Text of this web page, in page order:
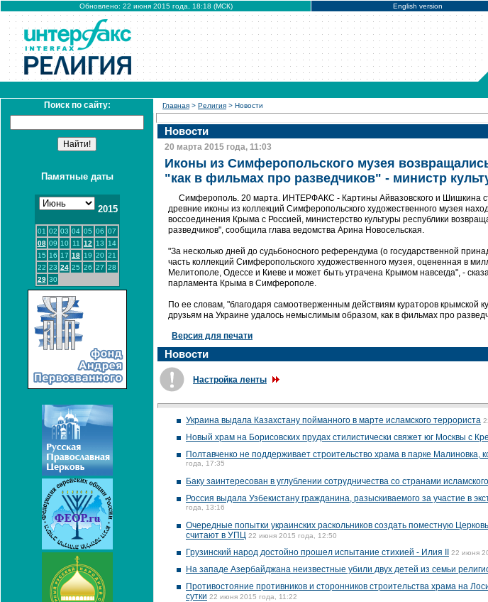
Обновлено: 22 июня 2015 года, 18:18 (МСК) English version
Поиск по сайту:
Памятные даты
2015
01 02 03 04 05 06 07
08 09 10 11 12 13
14
15 16 17 18 19 20 21
22 23 24 25 26 27 28
29 30
Главная > Религия > Новости
Новости
20 марта 2015 года, 11:03
Иконы из Симферопольского музея
"как в фильмах про разведчиков" - министр
Симферополь. 20 марта. ИНТЕРФАКС - Картины Айвазовского и Шишкина
древние иконы из коллекций Симферопольского художественного музея
воссоединения Крыма с Россией, министерство культуры республики
разведчиков", сообщила глава ведомства Арина Новосельская.
"За несколько дней до судьбоносного референдума (о государственной
часть коллекций Симферопольского художественного музея, оцененная в
Мелитополе, Одессе и Киеве и может быть утрачена Крымом навсегда", -
парламента Крыма в Симферополе.
По ее словам, "благодаря самоотверженным действиям кураторов крымской
друзьям на Украине удалось немыслимым образом, как в фильмах про
Версия для печати
Новости
Настройка ленты
Украина выдала Казахстану пойманного в марте исламского террориста
Новый храм на Борисовских прудах стилистически свяжет юг Москвы с
Полтавченко не поддерживает строительство храма в парке Малиновка,
года, 17:35
Баку заинтересован в углублении сотрудничества со странами
Россия выдала Узбекистану гражданина, разыскиваемого за участие в
года, 13:16
Очередные попытки украинских раскольников создать поместную
считают в УПЦ 22 июня 2015 года, 12:50
Грузинский народ достойно прошел испытание стихией - Илия II 22 июня
На западе Азербайджана неизвестные убили двух детей из семьи
Противостояние противников и сторонников строительства храма на
сутки 22 июня 2015 года, 11:22